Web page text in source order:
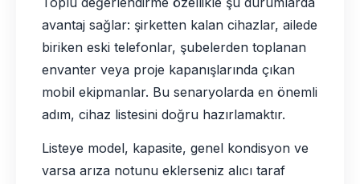
avantaj sağlar: şirketten kalan cihazlar, ailede
biriken eski telefonlar, şubelerden toplanan
envanter veya proje kapanışlarında çıkan
mobil ekipmanlar. Bu senaryolarda en önemli
adım, cihaz listesini doğru hazırlamaktır.
Listeye model, kapasite, genel kondisyon ve
varsa arıza notunu eklerseniz alıcı taraf